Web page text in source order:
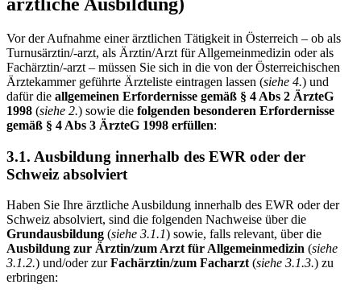
Vor der Aufnahme einer ärztlichen Tätigkeit in Österreich – ob als
Turnusärztin/-arzt, als Ärztin/Arzt für Allgemeinmedizin oder als
Fachärztin/-arzt – müssen Sie sich in die von der Österreichischen
Ärztekammer geführte Ärzteliste eintragen lassen (siehe 4.) und
dafür die allgemeinen Erfordernisse gemäß § 4 Abs 2 ÄrzteG
1998 (siehe 2.) sowie die folgenden besonderen Erfordernisse
gemäß § 4 Abs 3 ÄrzteG 1998 erfüllen:
3.1. Ausbildung innerhalb des EWR oder der
Schweiz absolviert
Haben Sie Ihre ärztliche Ausbildung innerhalb des EWR oder der
Schweiz absolviert, sind die folgenden Nachweise über die
Grundausbildung (siehe 3.1.1) sowie, falls relevant, über die
Ausbildung zur Ärztin/zum Arzt für Allgemeinmedizin (siehe
3.1.2.) und/oder zurFachärztin/zum Facharzt (siehe 3.1.3.) zu
erbringen: